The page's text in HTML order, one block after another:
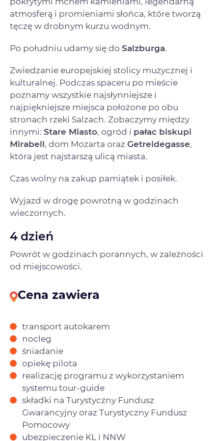
atmosferą i promieniami słońca, które tworzą
tęczę w drobnym kurzu wodnym.
Po południu udamy się do Salzburga.
Zwiedzanie europejskiej stolicy muzycznej i
kulturalnej. Podczas spaceru po mieście
poznamy wszystkie najsłynniejsze i
najpiękniejsze miejsca położone po obu
stronach rzeki Salzach. Zobaczymy między
innymi: Stare Miasto, ogród i pałac biskupi
Mirabell, dom Mozarta oraz Getreidegasse,
która jest najstarszą ulicą miasta.
Czas wolny na zakup pamiątek i posiłek.
Wyjazd w drogę powrotną w godzinach
wieczornych.
4 dzień
Powrót w godzinach porannych, w zależności
od miejscowości.
Cena zawiera
transport autokarem
nocleg
śniadanie
opiekę pilota
realizację programu z wykorzystaniem
systemu tour-guide
składki na Turystyczny Fundusz
Gwarancyjny oraz Turystyczny Fundusz
Pomocowy
ubezpieczenie KL i NNW